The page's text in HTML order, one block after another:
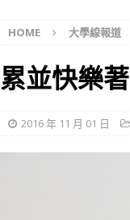
HOME 大學線報道
累並快樂著
2016 年 11 月 01 日